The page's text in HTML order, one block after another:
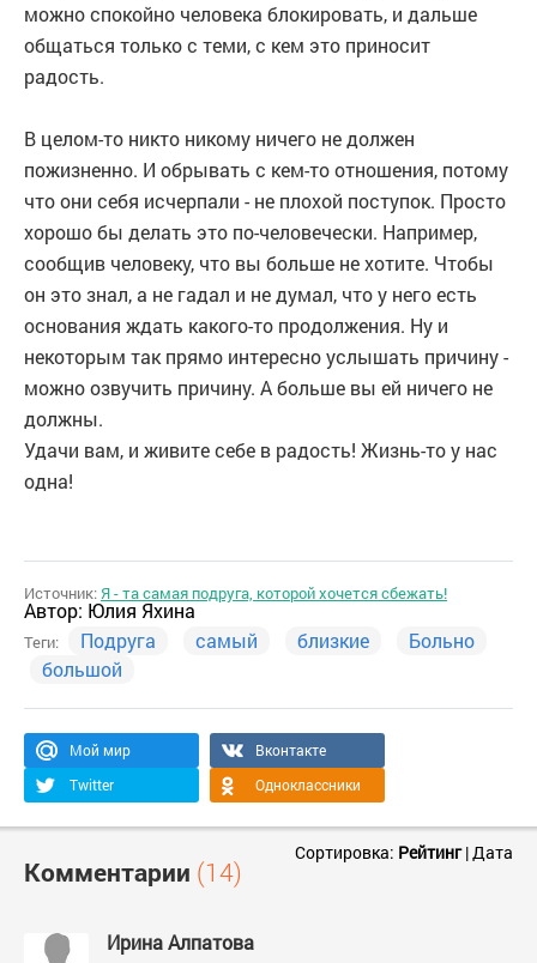
можно спокойно человека блокировать, и дальше
общаться только с теми, с кем это приносит
радость.
В целом-то никто никому ничего не должен
пожизненно. И обрывать с кем-то отношения, потому
что они себя исчерпали - не плохой поступок. Просто
хорошо бы делать это по-человечески. Например,
сообщив человеку, что вы больше не хотите. Чтобы
он это знал, а не гадал и не думал, что у него есть
основания ждать какого-то продолжения. Ну и
некоторым так прямо интересно услышать причину -
можно озвучить причину. А больше вы ей ничего не
должны.
Удачи вам, и живите себе в радость! Жизнь-то у нас
одна!
Источник:Я - та самая подруга, которой хочется сбежать!
Автор: Юлия Яхина
Теги: Подруга самый близкие
Больно
большой
Мой мир
Вконтакте
Twitter
Одноклассники
Комментарии (14)
Сортировка: Рейтинг|Дата
Ирина Алпатова